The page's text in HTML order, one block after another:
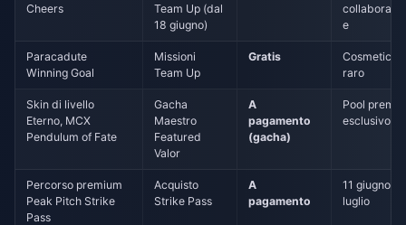
Cheers
Team Up (dal
18 giugno)
e
Paracadute
Winning Goal
Missioni
Team Up
Gratis
Cosmetico
raro
Skin di livello
Eterno, MCX
Pendulum of Fate
Gacha
Maestro
Featured
Valor
A
pagamento
(gacha)
Pool
esclusivo
Percorso premium
Peak Pitch Strike
Pass
Acquisto
Strike Pass
A
pagamento
11 giugno –
luglio